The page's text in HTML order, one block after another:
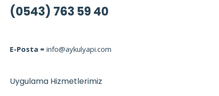
(0543) 763 59 40
E-Posta = info@aykulyapi.com
Uygulama Hizmetlerimiz